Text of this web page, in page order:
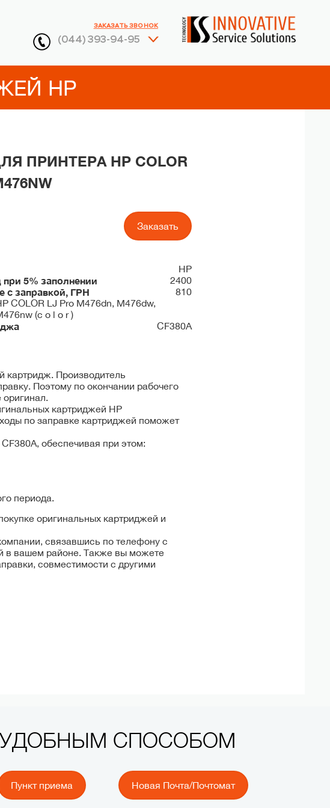
(044) 393-94-95
ЗАКАЗАТЬ ЗВОНОК
HP
ПРИНТЕРА HP COLOR
Заказать
HP
при 5% заполнении 2400
с заправкой, ГРН 810
COLOR LJ Pro M476dn, M476dw,
(c o l o r )
CF380A
картридж. Производитель
Поэтому по окончании рабочего
картриджей HP
по заправке картриджей поможет
обеспечивая при этом:
периода.
оригинальных картриджей и
связавшись по телефону с
в вашем районе. Также вы можете
совместимости с другими
УДОБНЫМ СПОСОБОМ
Пункт приема Новая Почта/Почтомат